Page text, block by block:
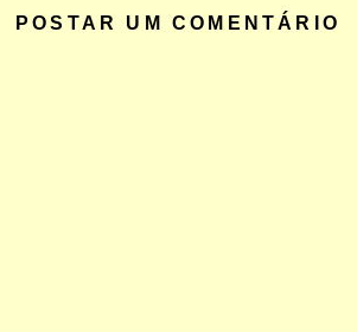
POSTAR UM COMENTÁRIO